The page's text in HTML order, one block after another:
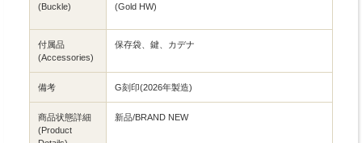
(Buckle)
(Gold HW)
付属品
(Accessories)
保存袋、鍵、カデナ
備考 G刻印(2026年製造)
商品状態詳細
(Product
新品/BRAND NEW